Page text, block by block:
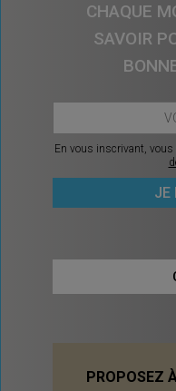
CHAQUE
SAVOIR
En vous inscrivant, vous
PROPOSEZ